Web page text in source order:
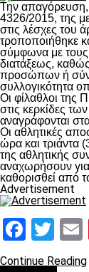
Την
4326/2015, της
στις λέσχες του
τροποποιήθηκε
σύμφωνα με
διατάξεως,
προσώπων ή
συλλογικότητα
Οι φίλαθλοι της
στις κερκίδες
αναγράφονται
Οι αθλητικές
ώρα και τριάντα
της αθλητικής
αναχωρήσουν
καθορισθεί από
Advertisement
Continue Reading